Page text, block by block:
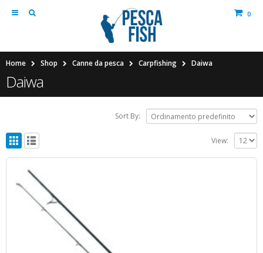
0
Home Shop Canne da pesca Carpfishing Daiwa
Daiwa
Sort By:
View: